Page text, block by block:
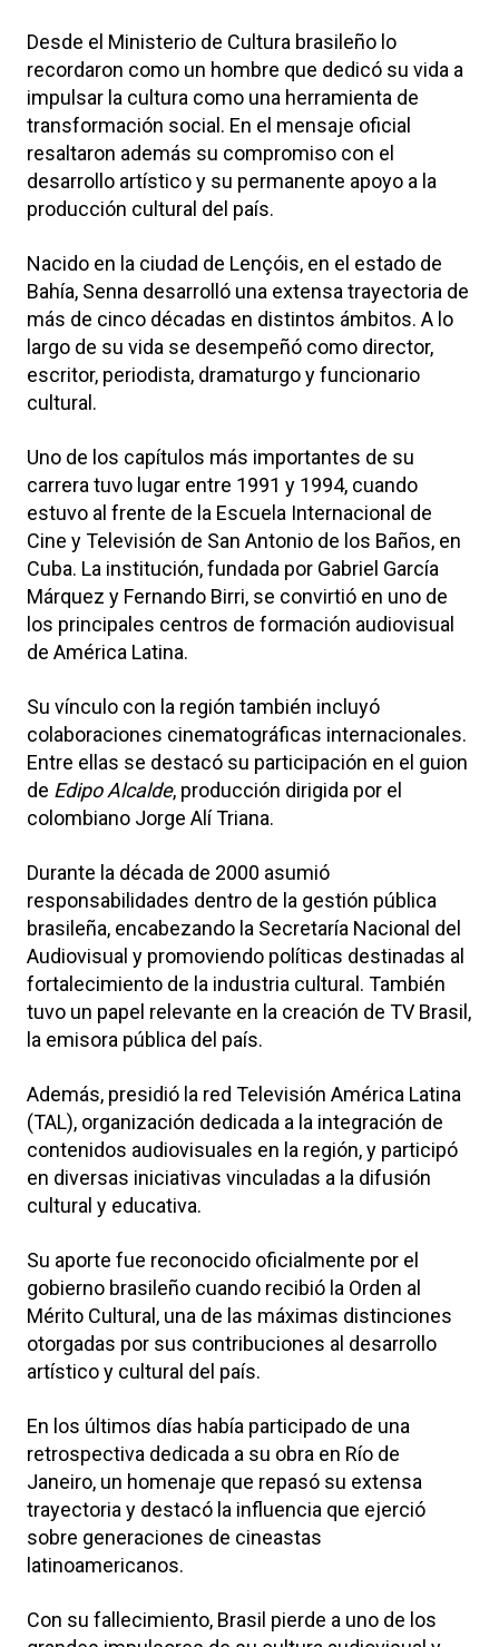
Desde el Ministerio de Cultura brasileño lo
recordaron como un hombre que dedicó su vida a
impulsar la cultura como una herramienta de
transformación social. En el mensaje oficial
resaltaron además su compromiso con el
desarrollo artístico y su permanente apoyo a la
producción cultural del país.
Nacido en la ciudad de Lençóis, en el estado de
Bahía, Senna desarrolló una extensa trayectoria de
más de cinco décadas en distintos ámbitos. A lo
largo de su vida se desempeñó como director,
escritor, periodista, dramaturgo y funcionario
cultural.
Uno de los capítulos más importantes de su
carrera tuvo lugar entre 1991 y 1994, cuando
estuvo al frente de la Escuela Internacional de
Cine y Televisión de San Antonio de los Baños, en
Cuba. La institución, fundada por Gabriel García
Márquez y Fernando Birri, se convirtió en uno de
los principales centros de formación audiovisual
de América Latina.
Su vínculo con la región también incluyó
colaboraciones cinematográficas internacionales.
Entre ellas se destacó su participación en el guion
de Edipo Alcalde, producción dirigida por el
colombiano Jorge Alí Triana.
Durante la década de 2000 asumió
responsabilidades dentro de la gestión pública
brasileña, encabezando la Secretaría Nacional del
Audiovisual y promoviendo políticas destinadas al
fortalecimiento de la industria cultural. También
tuvo un papel relevante en la creación de TV Brasil,
la emisora pública del país.
Además, presidió la red Televisión América Latina
(TAL), organización dedicada a la integración de
contenidos audiovisuales en la región, y participó
en diversas iniciativas vinculadas a la difusión
cultural y educativa.
Su aporte fue reconocido oficialmente por el
gobierno brasileño cuando recibió la Orden al
Mérito Cultural, una de las máximas distinciones
otorgadas por sus contribuciones al desarrollo
artístico y cultural del país.
En los últimos días había participado de una
retrospectiva dedicada a su obra en Río de
Janeiro, un homenaje que repasó su extensa
trayectoria y destacó la influencia que ejerció
sobre generaciones de cineastas
latinoamericanos.
Con su fallecimiento, Brasil pierde a uno de los